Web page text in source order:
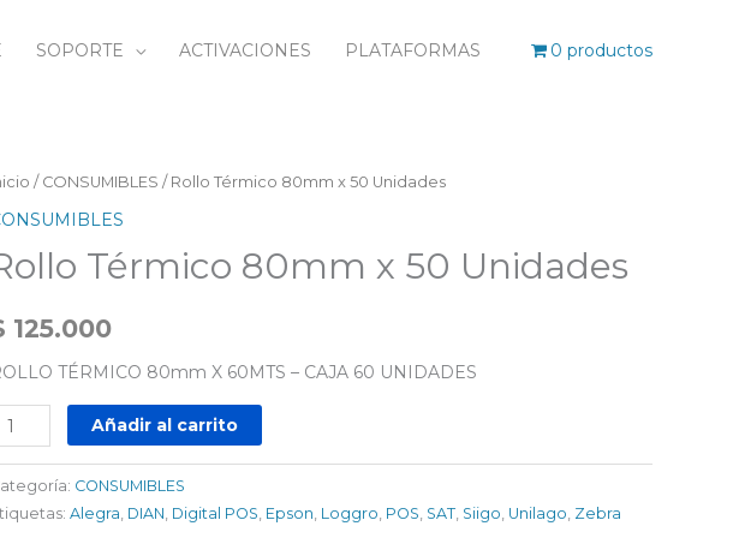
SOPORTE ACTIVACIONES PLATAFORMAS 0 productos
/ CONSUMIBLES / Rollo Térmico 80mm x 50 Unidades
Térmico 80mm x 50 Unidades
125.000
TÉRMICO 80mm X 60MTS – CAJA 60 UNIDADES
Añadir al carrito
CONSUMIBLES
Alegra, DIAN, Digital POS, Epson, Loggro, POS, SAT, Siigo, Unilago, Zebra